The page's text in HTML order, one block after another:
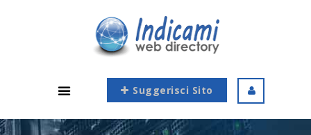
Suggerisci Sito